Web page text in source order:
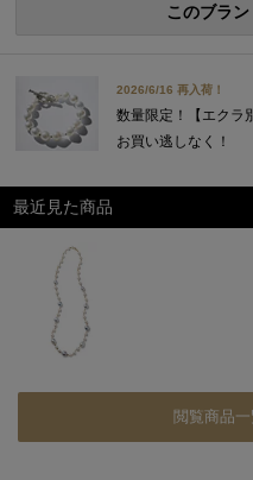
このブラ
2026/6/16 再入荷！
数量限定！【エクラ
お買い逃しなく！
最近見た商品
閲覧商品